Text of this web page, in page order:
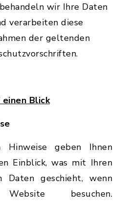
wir Ihre Daten
verarbeiten diese
der geltenden
Blick
Hinweise geben Ihnen
Einblick, was mit Ihren
Daten geschieht, wenn
besuchen.